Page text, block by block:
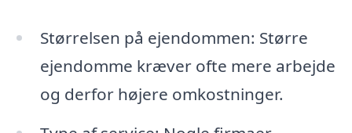
Størrelsen på ejendommen: Større
ejendomme kræver ofte mere arbejde
og derfor højere omkostninger.